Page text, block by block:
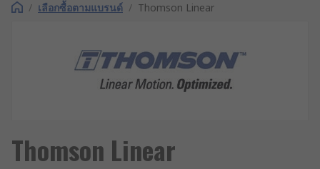
/ เลือกซื้อตามแบรนด์ / Thomson Linear
Thomson Linear